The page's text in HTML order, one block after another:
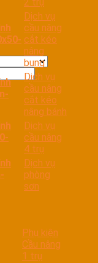
Dịch vụ
cầu nâng
cắt kéo
nâng
bụng
Dịch vụ
cầu nâng
cắt kéo
nâng bánh
Dịch vụ
cầu nâng
4 trụ
Dịch vụ
phòng
sơn
Phụ kiện
Cầu nâng
1 trụ